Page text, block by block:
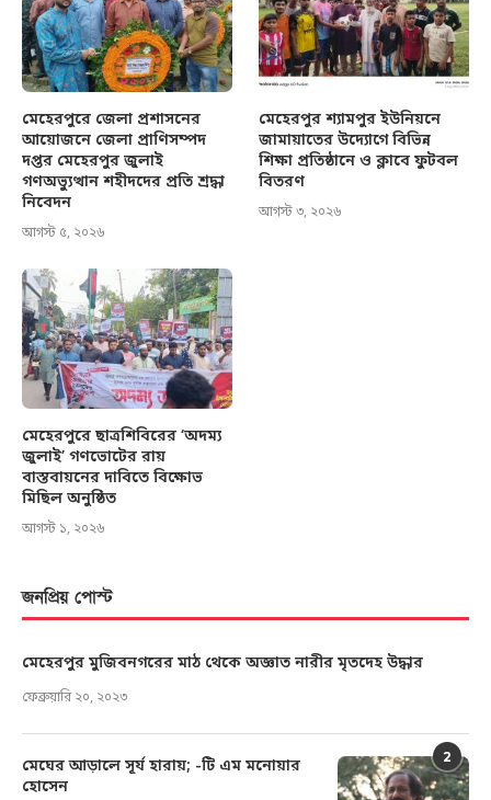
মেহেরপুরে জেলা প্রশাসনের
আয়োজনে জেলা প্রাণিসম্পদ
দপ্তর মেহেরপুর জুলাই
গণঅভ্যুত্থান শহীদদের প্রতি শ্রদ্ধা
নিবেদন
আগস্ট ৫, ২০২৬
মেহেরপুর শ্যামপুর ইউনিয়নে
জামায়াতের উদ্যোগে বিভিন্ন
শিক্ষা প্রতিষ্ঠানে ও ক্লাবে ফুটবল
বিতরণ
আগস্ট ৩, ২০২৬
মেহেরপুরে ছাত্রশিবিরের ‘অদম্য
জুলাই’ গণভোটের রায়
বাস্তবায়নের দাবিতে বিক্ষোভ
মিছিল অনুষ্ঠিত
আগস্ট ১, ২০২৬
জনপ্রিয় পোস্ট
মেহেরপুর মুজিবনগরের মাঠ থেকে অজ্ঞাত নারীর মৃতদেহ উদ্ধার
ফেব্রুয়ারি ২০, ২০২৩
2
মেঘের আড়ালে সূর্য হারায়; -টি এম মনোয়ার
হোসেন